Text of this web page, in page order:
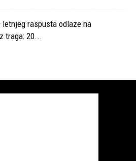
letnjeg raspusta odlaze na
traga: 20...